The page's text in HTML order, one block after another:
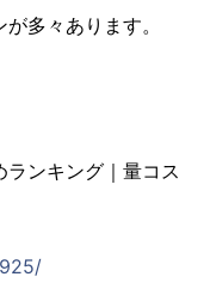
多々あります。
ンキング｜量コス